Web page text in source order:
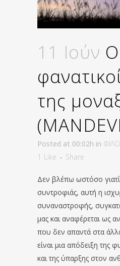
11 Ιούν
της
Posted at 00:02h in
1 Like Share
Δεν βλέπω ωστόσο
συντροφιάς, αυτή η
συναναστροφής,
μας και αναφέρεται ως
που δεν απαντά στα
είναι μια απόδειξη της
και της ύπαρξης στον